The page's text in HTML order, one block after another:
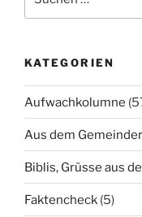
nach:
KATEGORIEN
Aufwachkolumne
Aus dem
Biblis, Grüsse aus
Faktencheck (5)